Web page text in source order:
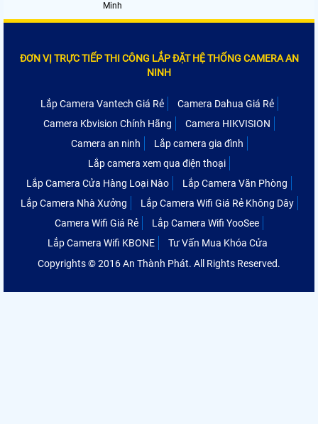
Minh
ĐƠN VỊ TRỰC TIẾP THI CÔNG LẮP ĐẶT HỆ THỐNG CAMERA AN
NINH
Lắp Camera Vantech Giá Rẻ
Camera Dahua Giá Rẻ
Camera Kbvision Chính Hãng
Camera HIKVISION
Camera an ninh
Lắp camera gia đình
Lắp camera xem qua điện thoại
Lắp Camera Cửa Hàng Loại Nào
Lắp Camera Văn Phòng
Lắp Camera Nhà Xưởng
Lắp Camera Wifi Giá Rẻ Không Dây
Camera Wifi Giá Rẻ
Lắp Camera Wifi YooSee
Lắp Camera Wifi KBONE
Tư Vấn Mua Khóa Cửa
Copyrights © 2016 An Thành Phát. All Rights Reserved.